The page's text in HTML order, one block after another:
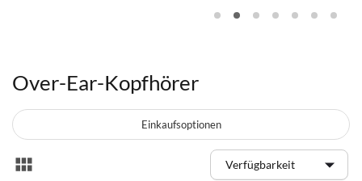
Over-Ear-Kopfhörer
Anzeigen
Liste
Einkaufsoptionen